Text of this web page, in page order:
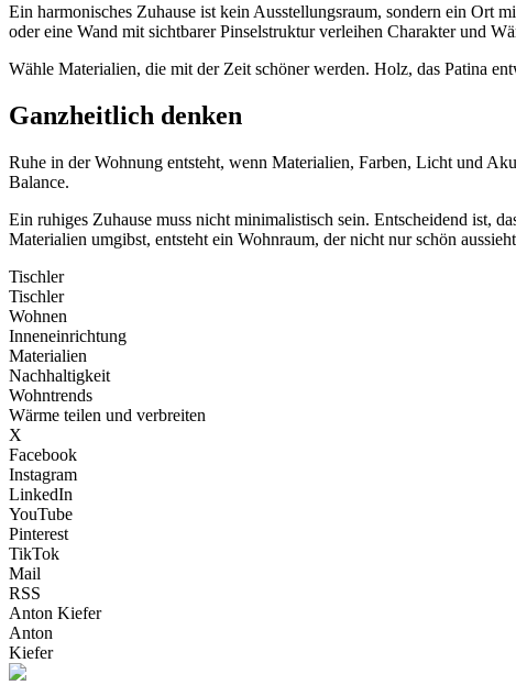
Ein harmonisches Zuhause ist kein Ausstellungsraum, sondern ein Ort
oder eine Wand mit sichtbarer Pinselstruktur verleihen Charakter und
Wähle Materialien, die mit der Zeit schöner werden. Holz, das Patina
Ganzheitlich denken
Ruhe in der Wohnung entsteht, wenn Materialien, Farben, Licht und
Balance.
Ein ruhiges Zuhause muss nicht minimalistisch sein. Entscheidend ist,
Materialien umgibst, entsteht ein Wohnraum, der nicht nur schön
Tischler
Tischler
Wohnen
Inneneinrichtung
Materialien
Nachhaltigkeit
Wohntrends
Wärme teilen und verbreiten
X
Facebook
Instagram
LinkedIn
YouTube
Pinterest
TikTok
Mail
RSS
Anton Kiefer
Anton
Kiefer